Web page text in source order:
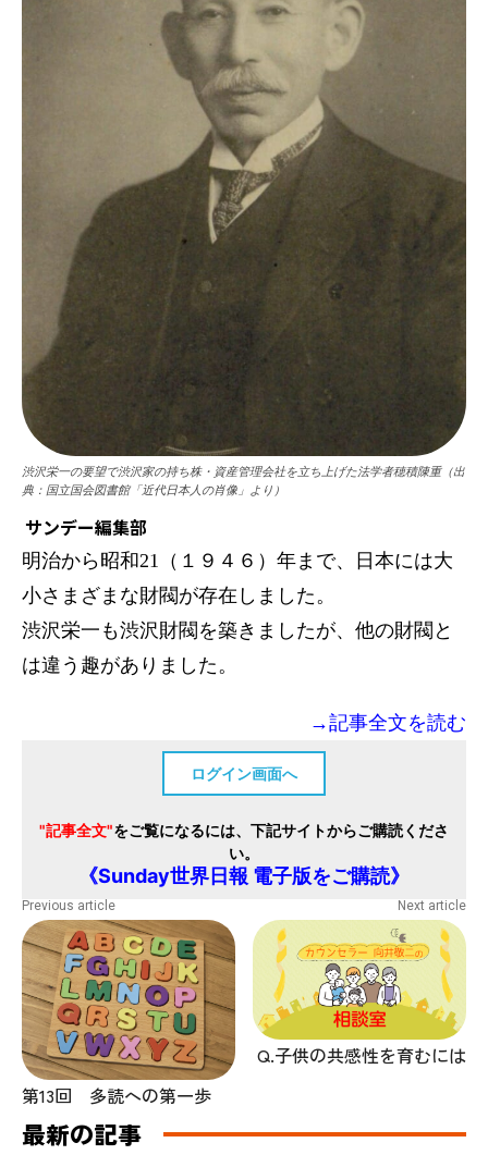
渋沢栄一の要望で渋沢家の持ち株・資産管理会社を立ち上げた法学者穂積陳重（出
典：国立国会図書館「近代日本人の肖像」より）
サンデー編集部
明治から昭和21（１９４６）年まで、日本には大
小さまざまな財閥が存在しました。
渋沢栄一も渋沢財閥を築きましたが、他の財閥と
は違う趣がありました。
→記事全文を読む
ログイン画面へ
"記事全文"をご覧になるには、下記サイトからご購読くださ
い。
《Sunday世界日報 電子版をご購読》
Previous article
第13回 多読への第一歩
Next article
Q.子供の共感性を育むには
最新の記事